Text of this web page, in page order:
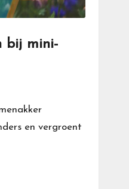
bij mini-
en vergroent